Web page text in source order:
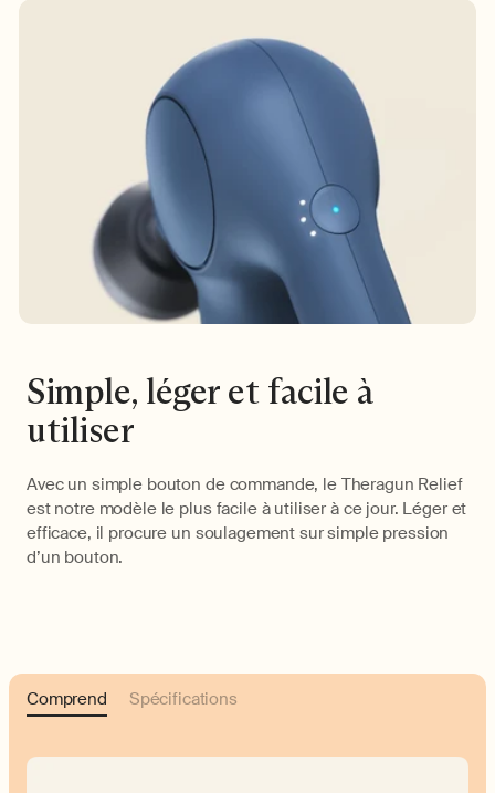
Simple, léger et facile à
utiliser
Avec un simple bouton de commande, le Theragun Relief
est notre modèle le plus facile à utiliser à ce jour. Léger et
efficace, il procure un soulagement sur simple pression
d’un bouton.
Comprend Spécifications